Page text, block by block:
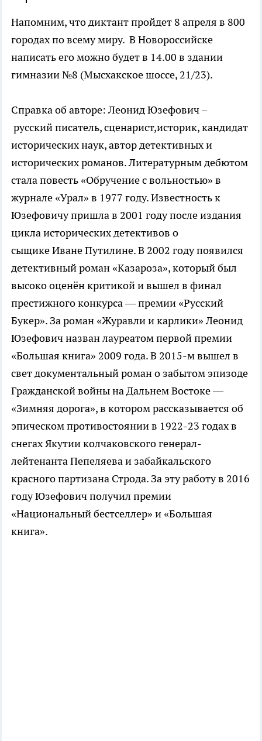
Напомним, что диктант пройдет 8 апреля в 800
городах по всему миру. В Новороссийске
написать его можно будет в 14.00 в здании
гимназии №8 (Мысхакское шоссе, 21/23).
Справка об авторе: Леонид Юзефович –
русский писатель, сценарист,историк, кандидат
исторических наук, автор детективных и
исторических романов. Литературным дебютом
стала повесть «Обручение с вольностью» в
журнале «Урал» в 1977 году. Известность к
Юзефовичу пришла в 2001 году после издания
цикла исторических детективов о
сыщике Иване Путилине. В 2002 году появился
детективный роман «Казароза», который был
высоко оценён критикой и вышел в финал
престижного конкурса — премии «Русский
Букер». За роман «Журавли и карлики» Леонид
Юзефович назван лауреатом первой премии
«Большая книга» 2009 года. В 2015-м вышел в
свет документальный роман о забытом эпизоде
Гражданской войны на Дальнем Востоке —
«Зимняя дорога», в котором рассказывается об
эпическом противостоянии в 1922-23 годах в
снегах Якутии колчаковского генерал-
лейтенанта Пепеляева и забайкальского
красного партизана Строда. За эту работу в 2016
году Юзефович получил премии
«Национальный бестселлер» и «Большая
книга».